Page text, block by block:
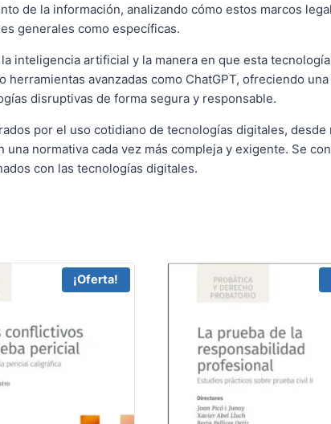
de la información, analizando cómo estos marcos
generales como específicas.
inteligencia artificial y la manera en que esta
avanzadas como ChatGPT, ofreciendo
disruptivas de forma segura y responsable.
por el uso cotidiano de tecnologías digitales,
normativa cada vez más compleja y exigente. Se
con las tecnologías digitales.
¡Oferta!